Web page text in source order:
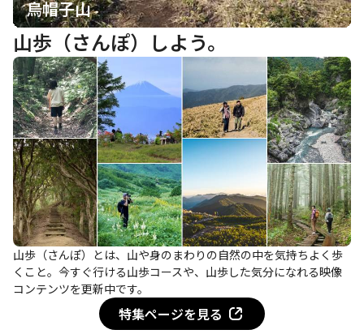
烏帽子山
山歩（さんぽ）しよう。
山歩（さんぽ）とは、山や身のまわりの自然の中を気持ちよく歩
くこと。今すぐ行ける山歩コースや、山歩した気分になれる映像
コンテンツを更新中です。
特集ページを見る